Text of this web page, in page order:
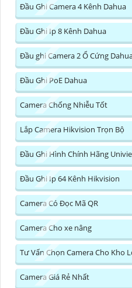
Đầu Ghi Camera 4 Kênh Dahua
Đầu Ghi Ip 8 Kênh Dahua
Đầu ghi Camera 2 Ổ Cứng
Đầu Ghi PoE Dahua
Camera Chống Nhiễu Tốt
Lắp Camera Hikvision Trọn Bộ
Đầu Ghi Hình Chính Hãng
Đầu Ghi Ip 64 Kênh Hikvision
Camera Có Đọc Mã QR
Camera Cho xe nâng
Tư Vấn Chọn Camera Cho Kho
Camera Giá Rẻ Nhất